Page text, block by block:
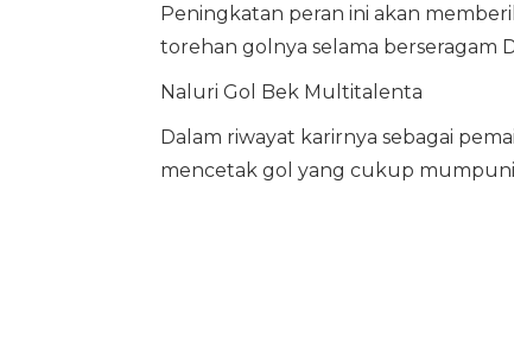
Peningkatan peran ini akan
torehan golnya selama berseragam
Naluri Gol Bek Multitalenta
Dalam riwayat karirnya sebagai
mencetak gol yang cukup